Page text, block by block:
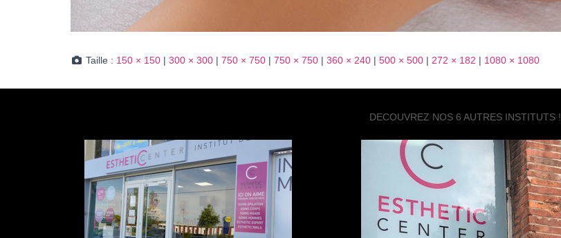
Taille : 150 × 150 | 300 × 300 | 750 × 750 | 750 × 750 | 360 × 240 | 500 × 500 | 272 × 182 | 1080 × 1080
DECOUVREZ NOS 6 AUTRES INSTITUTS !